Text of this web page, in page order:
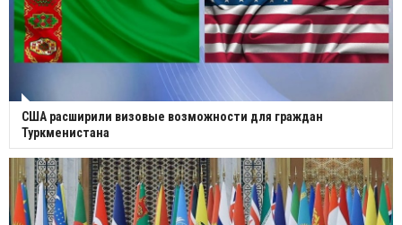
США расширили визовые возможности для граждан
Туркменистана